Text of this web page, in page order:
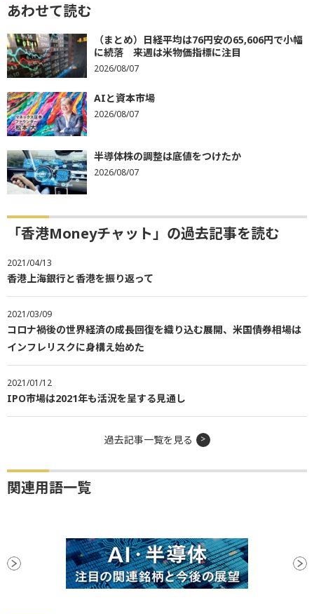
あわせて読む
（まとめ）日経平均は76円安の65,606円で小幅
に続落 来週は米物価指標に注目
2026/08/07
AIと資本市場
2026/08/07
半導体株の調整は底値をつけたか
2026/08/07
「香港Moneyチャット」の過去記事を読む
2021/04/13
香港上海銀行と香港を振り返って
2021/03/09
コロナ禍後の世界経済の成長回復を織り込む展開、米国債券相場は
インフレリスクに身構え始めた
2021/01/12
IPO市場は2021年も活況を呈する見通し
過去記事一覧を見る
関連用語一覧